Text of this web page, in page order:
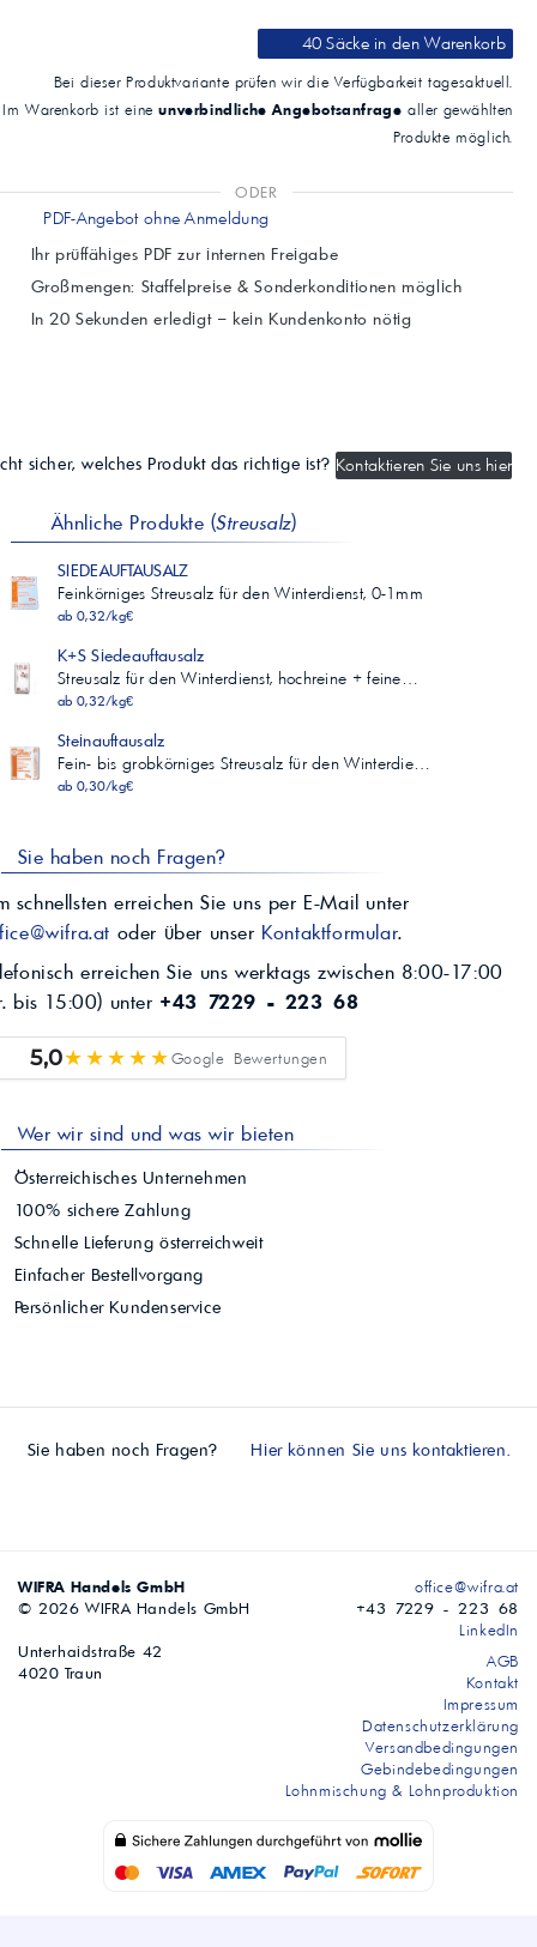
40 Säckein den Warenkorb
Bei dieser Produktvariante prüfen wir die Verfügbarkeit tagesaktuell.
Im Warenkorb ist eineunverbindliche Angebotsanfrage aller gewählten
Produkte möglich.
ODER
PDF-Angebot ohne Anmeldung
Ihr prüffähiges PDF zur internen Freigabe
Großmengen: Staffelpreise & Sonderkonditionen möglich
In 20 Sekunden erledigt – kein Kundenkonto nötig
sicher, welches Produkt das richtige ist? Kontaktieren Sie uns hier
Ähnliche Produkte (Streusalz)
SIEDEAUFTAUSALZ
Feinkörniges Streusalz für den Winterdienst, 0-1mm
ab 0,32/kg€
K+S Siedeauftausalz
Streusalz für den Winterdienst, hochreine + feine…
ab 0,32/kg€
Steinauftausalz
Fein- bis grobkörniges Streusalz für den Winterdie…
ab 0,30/kg€
Sie haben noch Fragen?
schnellsten erreichen Sie uns per E-Mail unter
oder über unser Kontaktformular.
erreichen Sie uns werktags zwischen 8:00-17:00
bis 15:00) unter +43 7229 - 223 68
5,0★★★★★Google Bewertungen
Wer wir sind und was wir bieten
Österreichisches Unternehmen
100% sichere Zahlung
Schnelle Lieferung österreichweit
Einfacher Bestellvorgang
Persönlicher Kundenservice
Sie haben noch Fragen? Hier können Sie uns kontaktieren.
WIFRA Handels GmbH
© 2026 WIFRA Handels GmbH
Unterhaidstraße 42
4020 Traun
office@wifra.at
+43 7229 - 223 68
LinkedIn
AGB
Kontakt
Impressum
Datenschutzerklärung
Versandbedingungen
Gebindebedingungen
Lohnmischung & Lohnproduktion